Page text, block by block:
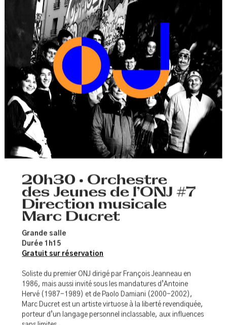
20h30 • Orchestre
des Jeunes de l’ONJ #7
Direction musicale
Marc Ducret
Grande salle
Gratuit sur réservation
Soliste du premier ONJ dirigé par François Jeanneau en
1986, mais aussi invité sous les mandatures d’Antoine
Hervé (1987-1989) et de Paolo Damiani (2000-2002),